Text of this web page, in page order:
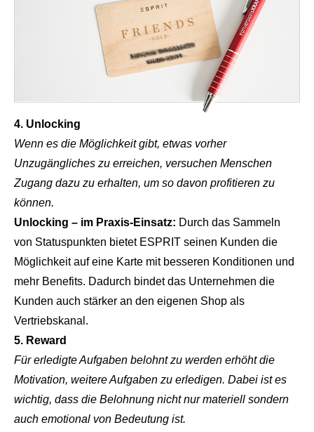
4. Unlocking
Wenn es die Möglichkeit gibt, etwas vorher
Unzugängliches zu erreichen, versuchen Menschen
Zugang dazu zu erhalten, um so davon profitieren zu
können.
Unlocking – im Praxis-Einsatz: Durch das Sammeln
von Statuspunkten bietet ESPRIT seinen Kunden die
Möglichkeit auf eine Karte mit besseren Konditionen und
mehr Benefits. Dadurch bindet das Unternehmen die
Kunden auch stärker an den eigenen Shop als
Vertriebskanal.
5. Reward
Für erledigte Aufgaben belohnt zu werden erhöht die
Motivation, weitere Aufgaben zu erledigen. Dabei ist es
wichtig, dass die Belohnung nicht nur materiell sondern
auch emotional von Bedeutung ist.